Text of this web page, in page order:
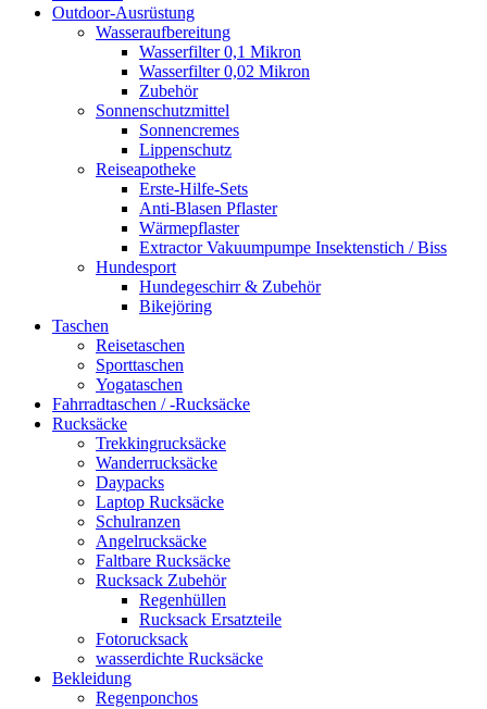
Outdoor-Ausrüstung
Wasseraufbereitung
Wasserfilter 0,1 Mikron
Wasserfilter 0,02 Mikron
Zubehör
Sonnenschutzmittel
Sonnencremes
Lippenschutz
Reiseapotheke
Erste-Hilfe-Sets
Anti-Blasen Pflaster
Wärmepflaster
Extractor Vakuumpumpe Insektenstich / Biss
Hundesport
Hundegeschirr & Zubehör
Bikejöring
Taschen
Reisetaschen
Sporttaschen
Yogataschen
Fahrradtaschen / -Rucksäcke
Rucksäcke
Trekkingrucksäcke
Wanderrucksäcke
Daypacks
Laptop Rucksäcke
Schulranzen
Angelrucksäcke
Faltbare Rucksäcke
Rucksack Zubehör
Regenhüllen
Rucksack Ersatzteile
Fotorucksack
wasserdichte Rucksäcke
Bekleidung
Regenponchos